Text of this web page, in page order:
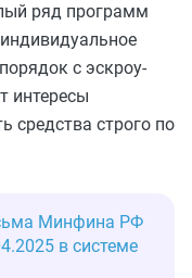
ряд программ
с эскроу-
интересы
средства строго по
Минфина РФ
в системе